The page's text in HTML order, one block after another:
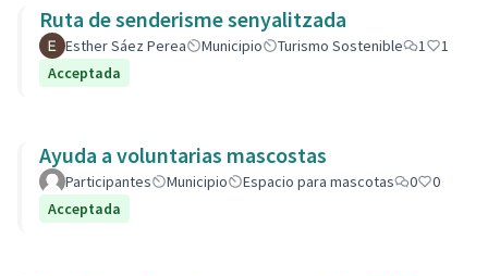
Ruta de senderisme senyalitzada
Esther Sáez Perea Municipio Turismo Sostenible 1
1
Acceptada
Ayuda a voluntarias mascostas
Participantes Municipio Espacio para mascotas 0
0
Acceptada